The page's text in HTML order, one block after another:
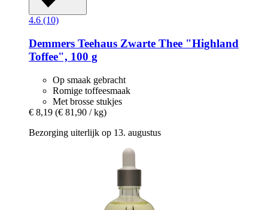
4.6 (10)
Demmers Teehaus Zwarte Thee "Highland
Toffee", 100 g
Op smaak gebracht
Romige toffeesmaak
Met brosse stukjes
€ 8,19 (€ 81,90 / kg)
Bezorging uiterlijk op 13. augustus